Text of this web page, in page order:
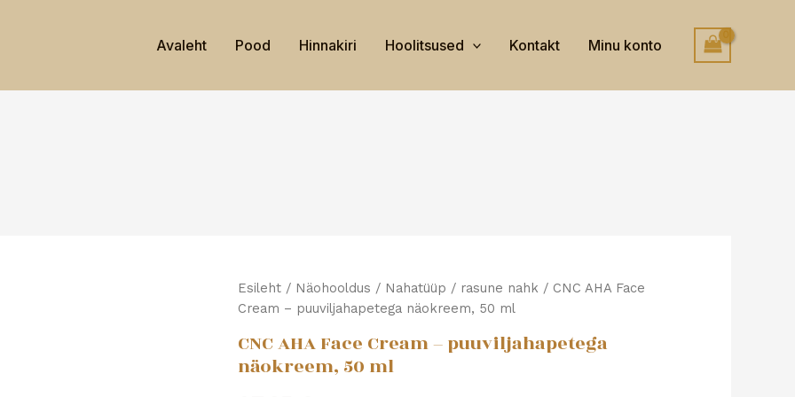
Avaleht Pood Hinnakiri Hoolitsused Kontakt Minu konto
Esileht / Näohooldus / Nahatüüp / rasune nahk / CNC AHA Face
Cream – puuviljahapetega näokreem, 50 ml
CNC AHA Face Cream – puuviljahapetega
näokreem, 50 ml
CNC
AHA
Cream
puuviljahapetega